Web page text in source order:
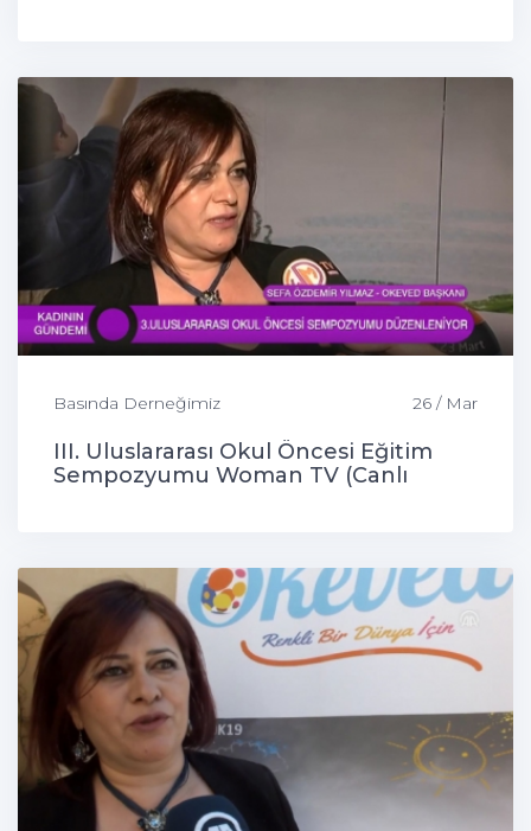
Basında Derneğimiz 26 / Mar
III. Uluslararası Okul Öncesi Eğitim
Sempozyumu Woman TV (Canlı